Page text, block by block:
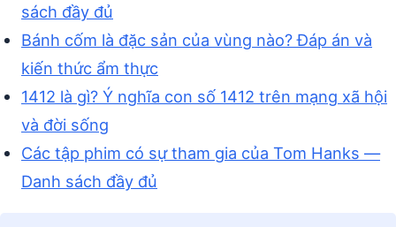
sách đầy đủ
Bánh cốm là đặc sản của vùng nào? Đáp án và
kiến thức ẩm thực
1412 là gì? Ý nghĩa con số 1412 trên mạng xã hội
và đời sống
Các tập phim có sự tham gia của Tom Hanks —
Danh sách đầy đủ